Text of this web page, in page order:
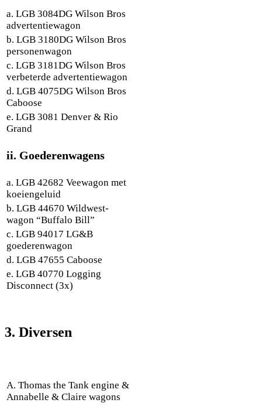
a. LGB 3084DG Wilson Bros
advertentiewagon
b. LGB 3180DG Wilson Bros
personenwagon
c. LGB 3181DG Wilson Bros
verbeterde advertentiewagon
d. LGB 4075DG Wilson Bros
Caboose
e. LGB 3081 Denver & Rio
Grand
ii. Goederenwagens
a. LGB 42682 Veewagon met
koeiengeluid
b. LGB 44670 Wildwest-
wagon “Buffalo Bill”
c. LGB 94017 LG&B
goederenwagon
d. LGB 47655 Caboose
e. LGB 40770 Logging
Disconnect (3x)
3. Diversen
A. Thomas the Tank engine &
Annabelle & Claire wagons